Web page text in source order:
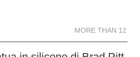
MORE THAN 12